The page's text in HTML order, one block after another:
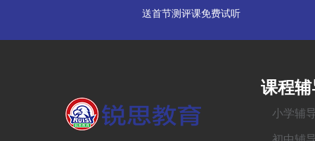
送首节测评课免费试听
课程辅
小学辅